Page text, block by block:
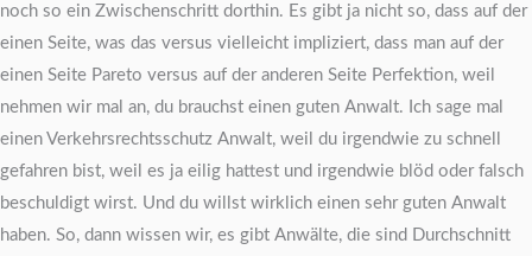
noch so ein Zwischenschritt dorthin. Es gibt ja nicht so, dass auf der
einen Seite, was das versus vielleicht impliziert, dass man auf der
einen Seite Pareto versus auf der anderen Seite Perfektion, weil
nehmen wir mal an, du brauchst einen guten Anwalt. Ich sage mal
einen Verkehrsrechtsschutz Anwalt, weil du irgendwie zu schnell
gefahren bist, weil es ja eilig hattest und irgendwie blöd oder falsch
beschuldigt wirst. Und du willst wirklich einen sehr guten Anwalt
haben. So, dann wissen wir, es gibt Anwälte, die sind Durchschnitt